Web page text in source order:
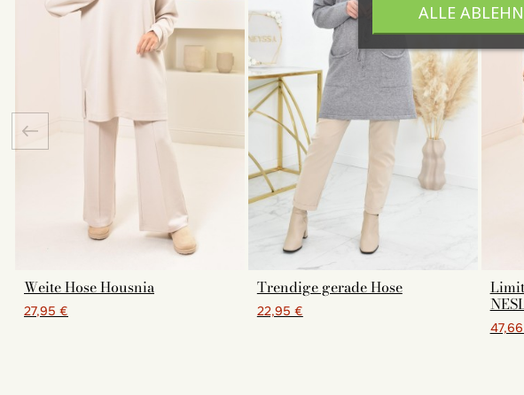
Weite Hose Housnia
27,95 €
Trendige gerade Hose
22,95 €
ALLE